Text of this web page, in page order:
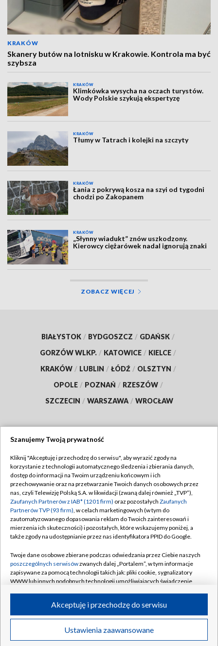
KRAKÓW
Skanery butów na lotnisku w Krakowie. Kontrola ma być
szybsza
KRAKÓW
Klimkówka wysycha na oczach turystów.
Wody Polskie szykują ekspertyzę
KRAKÓW
Tłumy w Tatrach i kolejki na szczyty
KRAKÓW
Łania z pokrywą kosza na szyi od tygodni
chodzi po Zakopanem
KRAKÓW
„Słynny wiadukt” znów uszkodzony.
Kierowcy ciężarówek nadal ignorują znaki
ZOBACZ WIĘCEJ
BIAŁYSTOK / BYDGOSZCZ / GDAŃSK /
GORZÓW WLKP. / KATOWICE / KIELCE /
KRAKÓW / LUBLIN / ŁÓDŹ / OLSZTYN /
OPOLE / POZNAŃ / RZESZÓW /
SZCZECIN / WARSZAWA / WROCŁAW
TVP
Abonament TVP
Emisja w TVP
Centrum informacji TVP
Naziemna Telewizja Cyfrowa
Rada Programowa
System NOS
Informacje o nadawcy
Program dla prasy
Ogłoszenie przetargowe
Regulamin TVP
Polityka prywatności
Moje zgody
Pomoc
Kontakt
Kanały
©2026 Telewizja Polska S.A. w likwidacji
Szanujemy Twoją prywatność
Kliknij "Akceptuję i przechodzę do serwisu", aby wyrazić zgody na
korzystanie z technologii automatycznego śledzenia i zbierania danych,
dostęp do informacji na Twoim urządzeniu końcowym i ich
przechowywanie oraz na przetwarzanie Twoich danych osobowych przez
nas, czyli Telewizję Polską S.A. w likwidacji (zwaną dalej również „TVP”),
Zaufanych Partnerów z IAB* (1201 firm) oraz pozostałych Zaufanych
Partnerów TVP (93 firm), w celach marketingowych (w tym do
zautomatyzowanego dopasowania reklam do Twoich zainteresowań i
mierzenia ich skuteczności) i pozostałych, które wskazujemy poniżej, a
także zgody na udostępnianie przez nas identyfikatora PPID do Google.
Twoje dane osobowe zbierane podczas odwiedzania przez Ciebie naszych
poszczególnych serwisówzwanych dalej „Portalem”, w tym informacje
zapisywane za pomocą technologii takich jak: pliki cookie, sygnalizatory
WWW lub innych podobnych technologii umożliwiających świadczenie
ruchu w Internecie.
Twoje dane osobowe zbierane podczas odwiedzania przez Ciebie
poszczególnych serwisówna Portalu, takie jak adresy IP, identyfikatory
Ustawienia zaawansowane
Akceptuję i przechodzę do serwisu